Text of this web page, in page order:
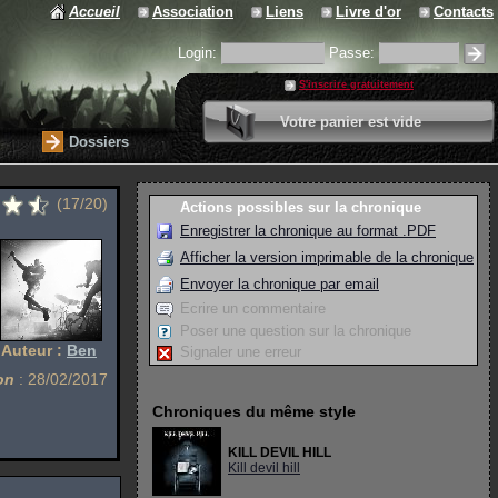
Accueil Association Liens Livre d'or Contacts
Login: Passe:
S'inscrire gratuitement
Votre panier est vide
0 article
Valider votre panier
Dossiers
(17/20)
Auteur : Ben
: 28/02/2017
Actions possibles sur la chronique
Enregistrer la chronique au format .PDF
Afficher la version imprimable de la chronique
Envoyer la chronique par email
Ecrire un commentaire
Poser une question sur la chronique
Signaler une erreur
Chroniques du même style
KILL DEVIL HILL
Kill devil hill